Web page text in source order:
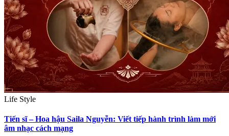
Life Style
Tiến sĩ – Hoa hậu Saila Nguyễn: Viết tiếp hành trình làm mới
âm nhạc cách mạng